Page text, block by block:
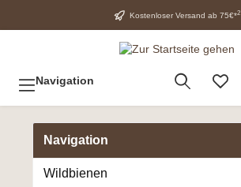
Kostenloser Versand ab 75€*2
Navigation
Navigation
Wildbienen